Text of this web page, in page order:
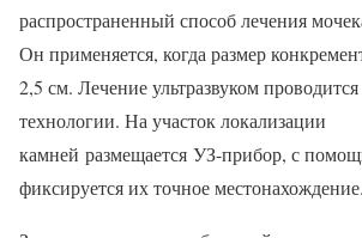
распространенный способ лечения
Он применяется, когда размер
2,5 см. Лечение ультразвуком
технологии. На участок локализации
камней размещается УЗ-прибор, с
фиксируется их точное местонахождение.